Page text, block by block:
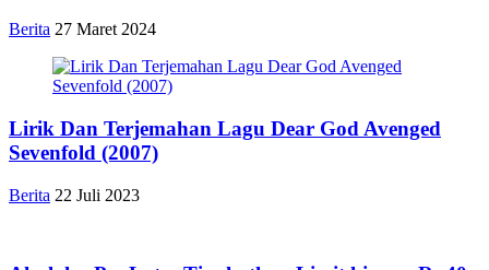
Berita 27 Maret 2024
Lirik Dan Terjemahan Lagu Dear God Avenged
Sevenfold (2007)
Berita 22 Juli 2023